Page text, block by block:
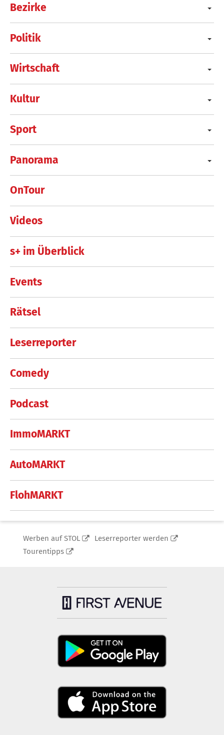
Bezirke
Politik
Wirtschaft
Kultur
Sport
Panorama
OnTour
Videos
s+ im Überblick
Events
Rätsel
Leserreporter
Comedy
Podcast
ImmoMARKT
AutoMARKT
FlohMARKT
Werben auf STOL
Leserreporter werden
Tourentipps